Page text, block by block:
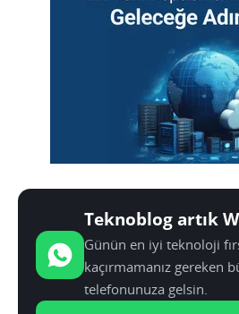
Teknoblog artık
Günün en iyi teknoloji
kaçırmamanız gereken
telefonunuza gelsin.